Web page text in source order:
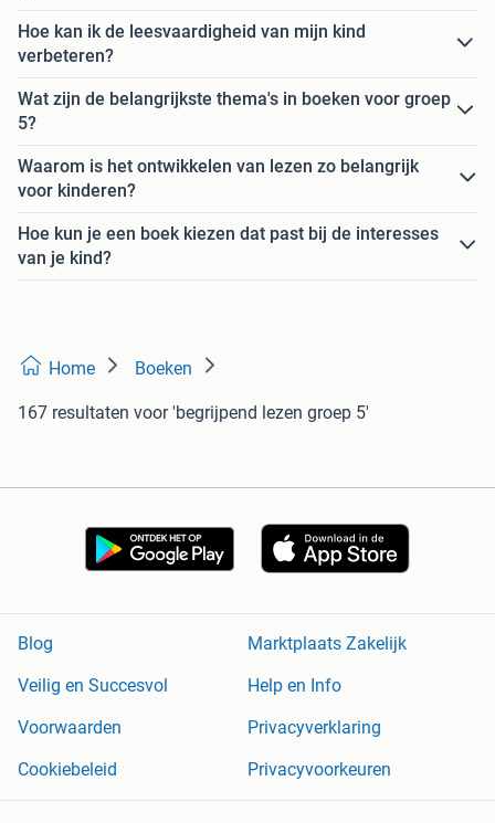
Hoe kan ik de leesvaardigheid van mijn kind
verbeteren?
Wat zijn de belangrijkste thema's in boeken voor groep
5?
Waarom is het ontwikkelen van lezen zo belangrijk
voor kinderen?
Hoe kun je een boek kiezen dat past bij de interesses
van je kind?
Home Boeken
167 resultaten voor 'begrijpend lezen groep 5'
Blog
Marktplaats Zakelijk
Veilig en Succesvol
Help en Info
Voorwaarden
Privacyverklaring
Cookiebeleid
Privacyvoorkeuren